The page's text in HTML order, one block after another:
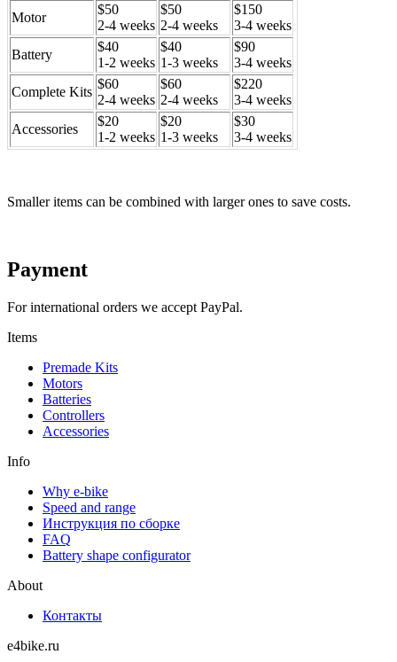
Motor
$50
2-4 weeks
$50
2-4 weeks
$150
3-4 weeks
Battery
$40
1-2 weeks
$40
1-3 weeks
$90
3-4 weeks
Complete Kits
$60
2-4 weeks
$60
2-4 weeks
$220
3-4 weeks
Accessories
$20
1-2 weeks
$20
1-3 weeks
$30
3-4 weeks
Smaller items can be combined with larger ones to save costs.
Payment
For international orders we accept PayPal.
Items
Premade Kits
Motors
Batteries
Controllers
Accessories
Info
Why e-bike
Speed and range
Инструкция по сборке
FAQ
Battery shape configurator
About
Контакты
e4bike.ru